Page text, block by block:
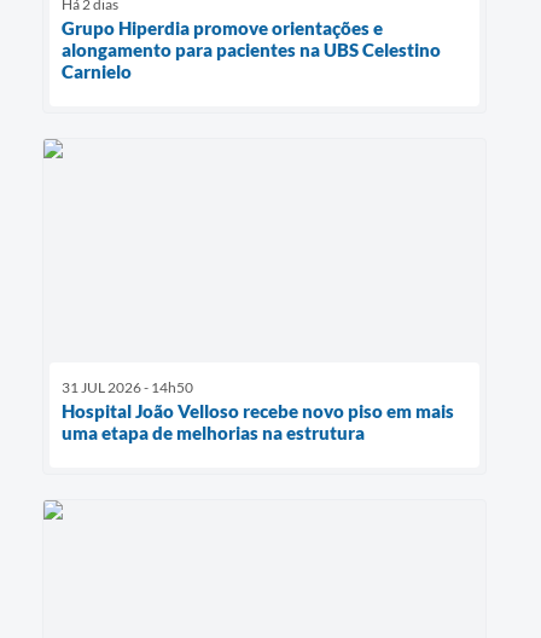
Há 2 dias
Grupo Hiperdia promove orientações e
alongamento para pacientes na UBS Celestino
Carnielo
31 JUL 2026 - 14h50
Hospital João Velloso recebe novo piso em mais
uma etapa de melhorias na estrutura